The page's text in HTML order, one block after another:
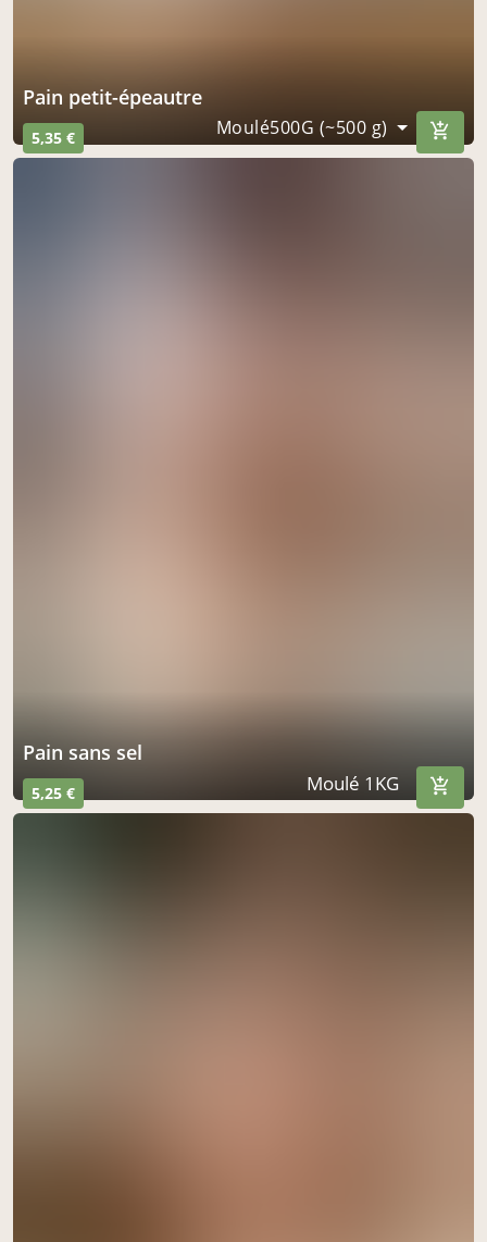
Pain petit-épeautre
5,35 € Moulé500G (~500 g)
pain sans sel
5,25 € Moulé 1KG